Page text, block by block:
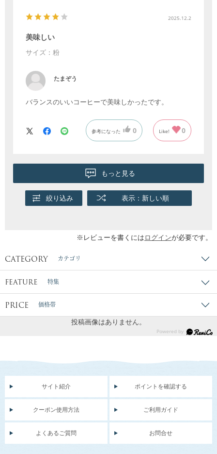
2025.12.2
美味しい
サイズ：粉
たまぞう
バランスのいいコーヒーで美味しかったです。
参考になった 0 Like! 0
もっと見る
絞り込み 表示：新しい順
※レビューを書くにはログインが必要です。
CATEGORY カテゴリ
FEATURE 特集
PRICE 価格帯
投稿画像はありません。
サイト紹介 ポイントを確認する
クーポン使用方法 ご利用ガイド
よくあるご質問 お問合せ